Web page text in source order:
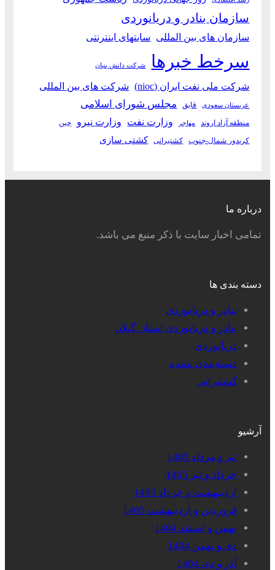
سازمان بنادر و دریانوردی
سازمان های بین المللی سایتهای اینترنتی
سرخط خبرها شرکت دانش بنیان
شرکت ملی نفت ایران (nioc) شرکت های بین المللی
عربستان سعودی قایق مجلس شورای اسلامی
منطقه آزاد اروند مهاجر وزارت نفت وزارت نیرو چین
کریدور شمال-جنوب کشتیرانی کشتی سازی
درباره ما
تمامی اخبار سایت با ذکر منبع می باشد.
دسته بندی ها
بنادر و دریانوردی
بنادر و دریانوردی استان گیلان
دریانوردی
دسته‌بندی نشده
کشتیرانی
آرشیو
تیر و مرداد 1405
خرداد و تیر 1405
اردیبهشت و خرداد 1405
فروردین و اردیبهشت 1405
بهمن و اسفند 1404
دی و بهمن 1404
آذر و دی 1404